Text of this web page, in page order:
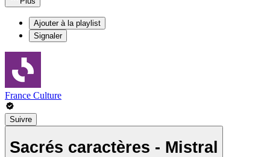
Ajouter à la playlist
Signaler
France Culture
Suivre
Sacrés caractères - Mistral